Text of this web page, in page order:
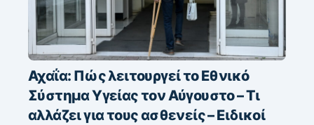
Αχαΐα: Πώς λειτουργεί το Εθνικό
Σύστημα Υγείας τον Αύγουστο – Τι
αλλάζει για τους ασθενείς – Eιδικοί